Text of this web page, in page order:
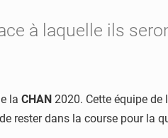
à laquelle ils
la CHAN 2020. Cette équipe
rester dans la course pour